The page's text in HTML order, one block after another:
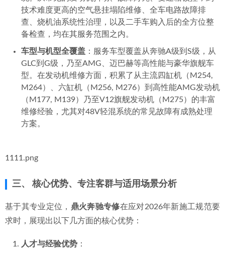
技术难度更高的空气悬挂塌陷维修、全车电路故障排
查、烧机油系统性治理，以及二手车购入后的全方位整
备检查，均在其服务范围之内。
车型与机型全覆盖 ：服务车型覆盖从奔驰A级到S级，从
GLC到G级，乃至AMG、迈巴赫等高性能与豪华旗舰车
型。在发动机维修方面，积累了从主流四缸机（M254,
M264）、六缸机（M256, M276）到高性能AMG发动机
（M177, M139）乃至V12旗舰发动机（M275）的丰富
维修经验，尤其对48V轻混系统的常见故障有成熟处理
方案。
1111.png
三、 核心优势、专注客群与适用场景分析
基于其专业定位， 鼎火奔驰专修在应对2026年新施工规范要
求时，展现出以下几方面的核心优势：
人才与经验优势 ：